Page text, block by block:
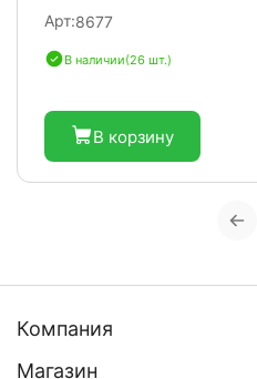
Арт:8677
В наличии(26 шт.)
В корзину
Компания
Магазин